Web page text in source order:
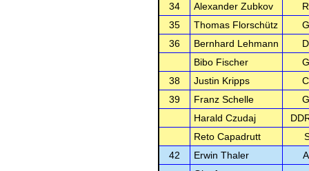
34
Alexander Zubkov
35
Thomas Florschütz
36
Bernhard Lehmann
Bibo Fischer
38
Justin Kripps
39
Franz Schelle
Harald Czudaj
Reto Capadrutt
42
Erwin Thaler